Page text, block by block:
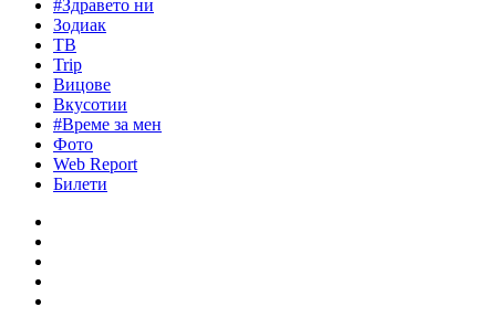
#Здравето ни
Зодиак
ТВ
Trip
Вицове
Вкусотии
#Време за мен
Фото
Web Report
Билети